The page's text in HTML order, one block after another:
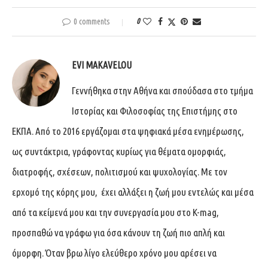
0 comments 0
EVI MAKAVELOU
Γεννήθηκα στην Αθήνα και σπούδασα στο τμήμα
Ιστορίας και Φιλοσοφίας της Επιστήμης στο
ΕΚΠΑ. Από το 2016 εργάζομαι στα ψηφιακά μέσα ενημέρωσης,
ως συντάκτρια, γράφοντας κυρίως για θέματα ομορφιάς,
διατροφής, σχέσεων, πολιτισμού και ψυχολογίας. Με τον
ερχομό της κόρης μου, έχει αλλάξει η ζωή μου εντελώς και μέσα
από τα κείμενά μου και την συνεργασία μου στο K-mag,
προσπαθώ να γράφω για όσα κάνουν τη ζωή πιο απλή και
όμορφη. Όταν βρω λίγο ελεύθερο χρόνο μου αρέσει να